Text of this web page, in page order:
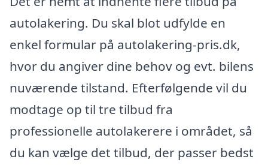
autolakering. Du skal blot udfylde en
enkel formular på autolakering-pris.dk,
hvor du angiver dine behov og evt. bilens
nuværende tilstand. Efterfølgende vil du
modtage op til tre tilbud fra
professionelle autolakerere i området, så
du kan vælge det tilbud, der passer bedst